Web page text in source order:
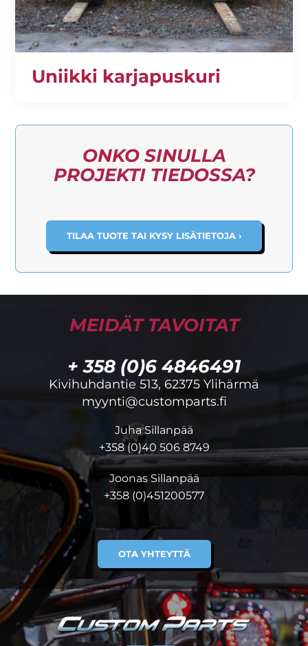
Uniikki karjapuskuri
ONKO SINULLA
PROJEKTI TIEDOSSA?
TILAA TUOTE TAI KYSY LISÄTIETOJA ›
MEIDÄT TAVOITAT
+ 358 (0)6 4846491
Kivihuhdantie 513, 62375 Ylihärmä
myynti@customparts.fi
Juha Sillanpää
+358 (0)40 506 8749
Joonas Sillanpää
+358 (0)451200577
OTA YHTEYTTÄ